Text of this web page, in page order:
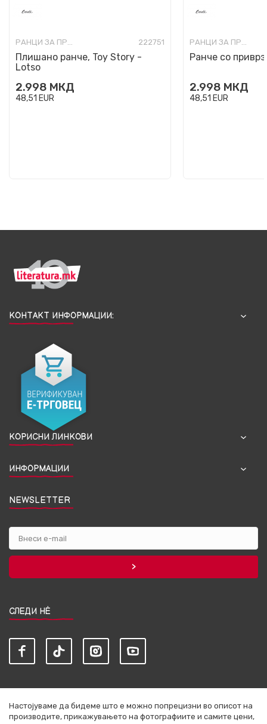
РАНЦИ ЗА ПРЕДУЧИЛИШНА ВОЗРАСТ 222751
Плишано ранче, Toy Story -
Lotso
2.998 МКД
48,51 EUR
РАНЦИ ЗА ПРЕДУЧИЛИШНА ВОЗРАСТ
Ранче со
2.998 МКД
48,51 EUR
КОНТАКТ ИНФОРМАЦИИ:
КОРИСНИ ЛИНКОВИ
ИНФОРМАЦИИ
NEWSLETTER
СЛЕДИ НЀ
Настојуваме да бидеме што е можно попрецизни во описот на
производите, прикажувањето на фотографиите и самите цени,